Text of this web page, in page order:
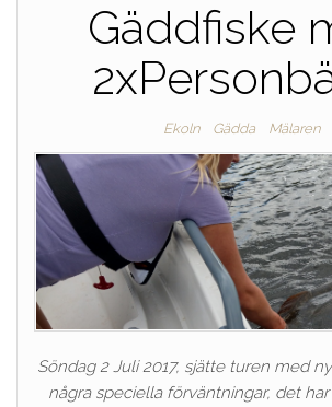
Gäddfiske
Ekoln Gädda Mälaren
Söndag 2 Juli 2017, sjätte turen med
några speciella förväntningar, det